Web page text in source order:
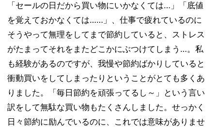
「セールの日だから買い物にいかなくては…」「底値
を覚えておかなくては……」、仕事で疲れているのに
そうやって無理をしてまで節約していると、ストレス
がたまってそれをまたどこかにぶつけてしまう…。私
も経験があるのですが、我慢や節約ばかりしていると
衝動買いをしてしまったりということがとても多くあ
りました。「毎日節約を頑張ってるし～」という言い
訳をして無駄な買い物もたくさんしました。せっかく
日々節約に励んでいるのに、これでは意味がありませ